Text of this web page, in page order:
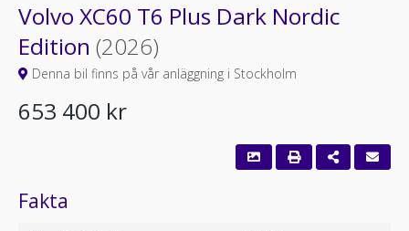
Volvo XC60 T6 Plus Dark Nordic
Edition (2026)
Denna bil finns på vår anläggning i Stockholm
653 400 kr
Fakta